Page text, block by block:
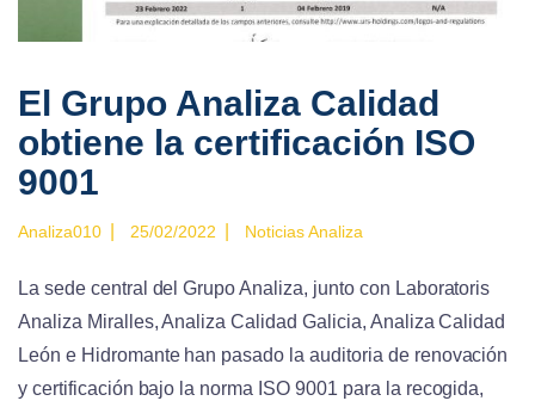
El Grupo Analiza Calidad
obtiene la certificación ISO
9001
Analiza010 25/02/2022 Noticias Analiza
La sede central del Grupo Analiza, junto con Laboratoris
Analiza Miralles, Analiza Calidad Galicia, Analiza Calidad
León e Hidromante han pasado la auditoria de renovación
y certificación bajo la norma ISO 9001 para la recogida,